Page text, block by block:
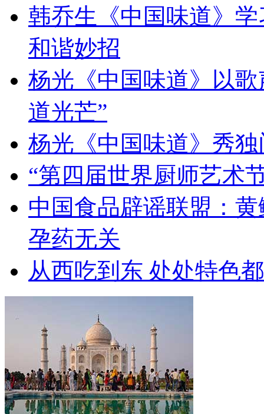
韩乔生《中国味道》
和谐妙招
杨光《中国味道》以
道光芒”
杨光《中国味道》秀
“第四届世界厨师艺术
中国食品辟谣联盟：
孕药无关
从西吃到东 处处特色